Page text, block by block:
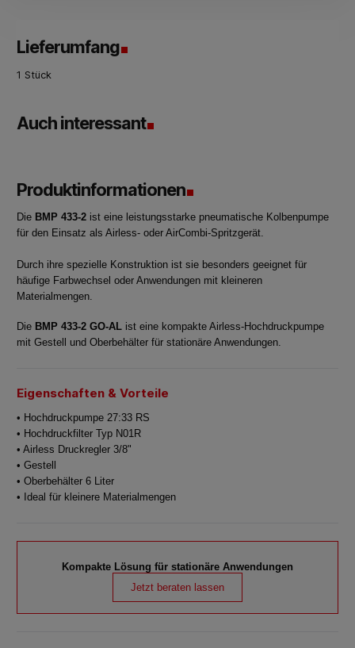
Lieferumfang
1 Stück
Auch interessant
Produktinformationen
Die BMP 433-2 ist eine leistungsstarke pneumatische Kolbenpumpe
für den Einsatz als Airless- oder AirCombi-Spritzgerät.
Durch ihre spezielle Konstruktion ist sie besonders geeignet für
häufige Farbwechsel oder Anwendungen mit kleineren
Materialmengen.
Die BMP 433-2 GO-AL ist eine kompakte Airless-Hochdruckpumpe
mit Gestell und Oberbehälter für stationäre Anwendungen.
Eigenschaften & Vorteile
• Hochdruckpumpe 27:33 RS
• Hochdruckfilter Typ N01R
• Airless Druckregler 3/8"
• Gestell
• Oberbehälter 6 Liter
• Ideal für kleinere Materialmengen
Kompakte Lösung für stationäre Anwendungen
Jetzt beraten lassen